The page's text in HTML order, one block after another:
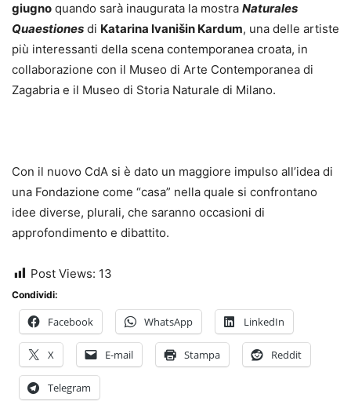
giugno quando sarà inaugurata la mostra Naturales
Quaestiones di Katarina Ivanišin Kardum, una delle artiste
più interessanti della scena contemporanea croata, in
collaborazione con il Museo di Arte Contemporanea di
Zagabria e il Museo di Storia Naturale di Milano.
Con il nuovo CdA si è dato un maggiore impulso all’idea di
una Fondazione come “casa” nella quale si confrontano
idee diverse, plurali, che saranno occasioni di
approfondimento e dibattito.
Post Views: 13
Condividi:
Facebook WhatsApp LinkedIn
X E-mail Stampa Reddit
Telegram